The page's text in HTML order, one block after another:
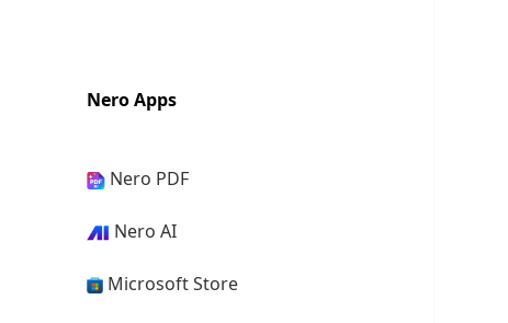
Nero Apps
Nero PDF
Nero AI
Microsoft Store